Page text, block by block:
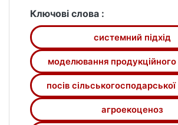
Ключові слова :
системний підхід
моделювання
посів
агроекоценоз